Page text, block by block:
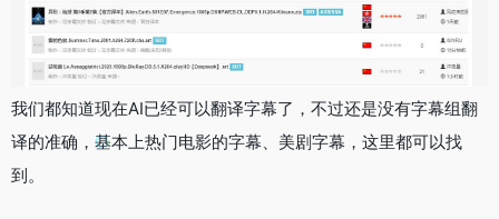
我们都知道现在AI已经可以翻译字幕了，不过还是没有字幕组翻
译的准确，基本上热门电影的字幕、美剧字幕，这里都可以找
到。